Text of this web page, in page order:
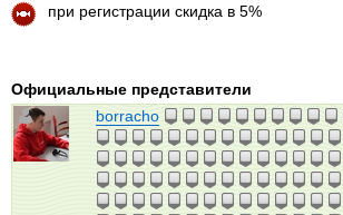
при регистрации скидка в 5%
Официальные представители
borracho